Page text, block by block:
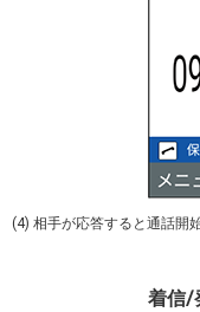
(4) 相手が応答すると通話開
着信/